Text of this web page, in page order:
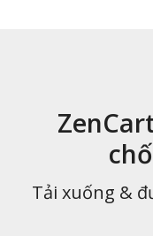
Tải xuống &